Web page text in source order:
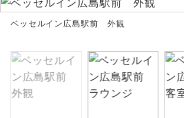
ベッセルイン広島駅前 外観
世界遺産
ユネスコに登録され
然遺産を訪ねるコース
絶景 絶景スポットに立ち寄
温泉地にも宿泊するコ